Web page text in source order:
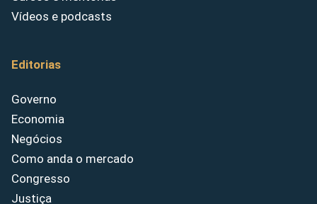
Vídeos e podcasts
Editorias
Governo
Economia
Negócios
Como anda o mercado
Congresso
Justiça